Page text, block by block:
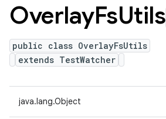
OverlayFsUtils
public class OverlayFsUtils
extends TestWatcher
java.lang.Object